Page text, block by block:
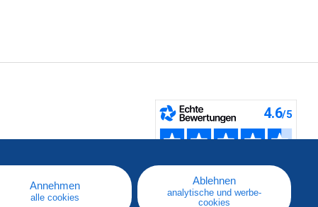
Annehmen
alle cookies
Ablehnen
analytische und werbe-
cookies